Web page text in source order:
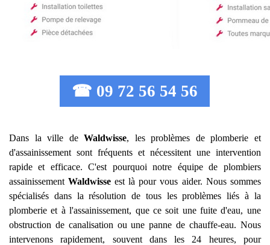
☎ 09 72 56 54 56
Dans la ville deWaldwisse, les problèmes de plomberie et
d'assainissement sont fréquents et nécessitent une intervention
rapide et efficace. C'est pourquoi notre équipe de plombiers
assainissementWaldwisse est là pour vous aider. Nous sommes
spécialisés dans la résolution de tous les problèmes liés à la
plomberie et à l'assainissement, que ce soit une fuite d'eau, une
obstruction de canalisation ou une panne de chauffe-eau. Nous
intervenons rapidement, souvent dans les 24 heures, pour